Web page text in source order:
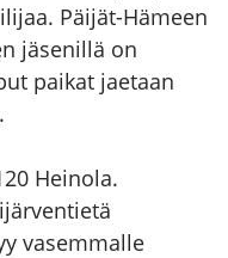
Päijät-Hämeen
jäsenillä on
paikat jaetaan
Heinola.
vasemmalle